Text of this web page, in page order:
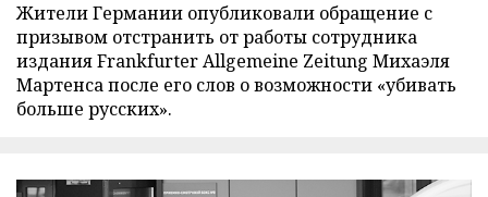
Жители Германии опубликовали обращение с
призывом отстранить от работы сотрудника
издания Frankfurter Allgemeine Zeitung Михаэля
Мартенса после его слов о возможности «убивать
больше русских».